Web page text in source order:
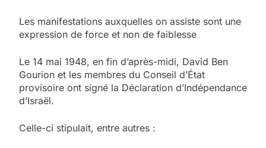
Les manifestations auxquelles on assiste sont une
expression de force et non de faiblesse
Le 14 mai 1948, en fin d’après-midi, David Ben
Gourion et les membres du Conseil d’État
provisoire ont signé la Déclaration d’Indépendance
d’Israël.
Celle-ci stipulait, entre autres :